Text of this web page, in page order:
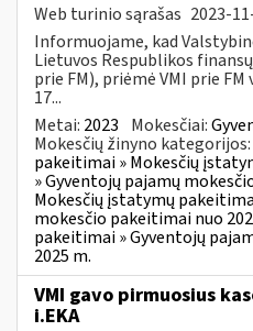
Web turinio sąrašas 2023-
Informuojame, kad
Lietuvos Respublikos
prie FM), priėmė VMI prie
17...
Metai: 2023 Mokesčiai:
Mokesčių žinyno kategorijos:
pakeitimai » Mokesčių
» Gyventojų pajamų
Mokesčių įstatymų
mokesčio pakeitimai nuo
pakeitimai » Gyventojų
2025 m.
VMI gavo pirmuosius
i.EKA